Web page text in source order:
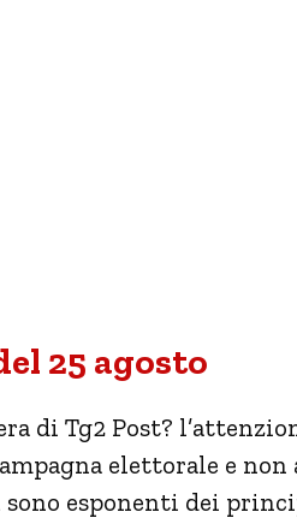
25 agosto
di Tg2 Post?
elettorale e non
esponenti dei